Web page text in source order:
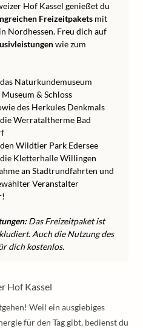
Hof Kassel genießet du
Freizeitpakets mit
Nordhessen. Freu dich auf
wie zum
Naturkundemuseum
& Schloss
des Herkules Denkmals
Werrataltherme Bad
Wildtier Park Edersee
Kletterhalle Willingen
an Stadtrundfahrten und
Veranstalter
Das Freizeitpaket ist
Auch die Nutzung des
dich kostenlos.
Hof Kassel
Weil ein ausgiebiges
für den Tag gibt, bedienst du